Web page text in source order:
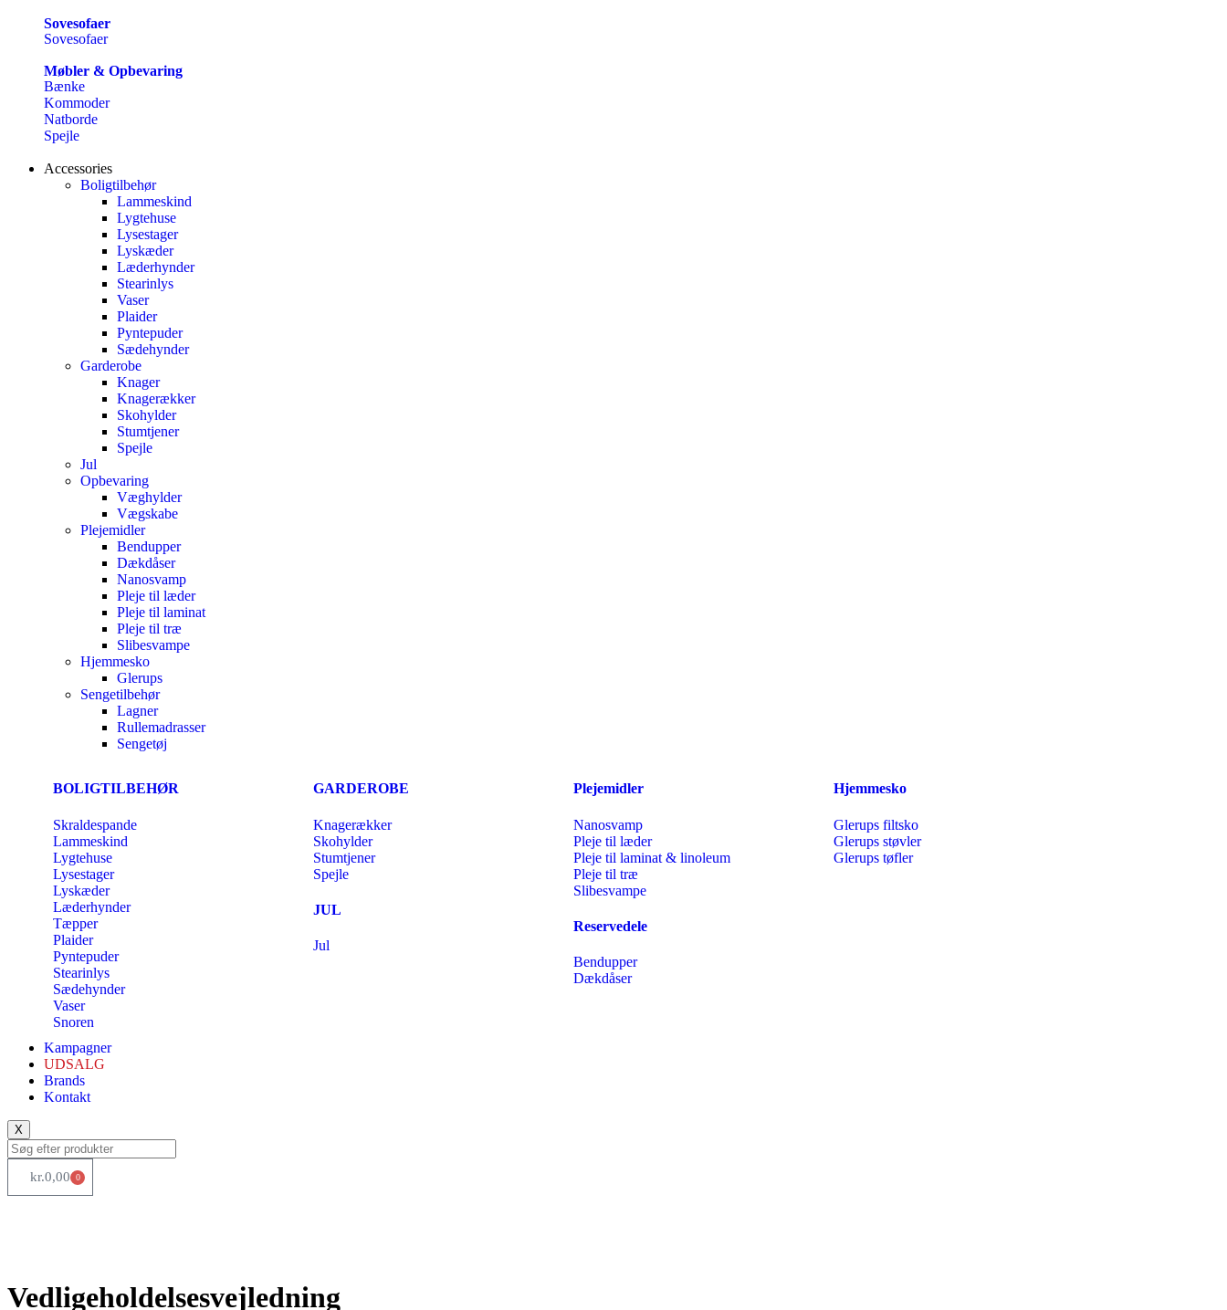
Sovesofaer
Sovesofaer
Møbler & Opbevaring
Bænke
Kommoder
Natborde
Spejle
Accessories
Boligtilbehør
Lammeskind
Lygtehuse
Lysestager
Lyskæder
Læderhynder
Stearinlys
Vaser
Plaider
Pyntepuder
Sædehynder
Garderobe
Knager
Knagerækker
Skohylder
Stumtjener
Spejle
Jul
Opbevaring
Væghylder
Vægskabe
Plejemidler
Bendupper
Dækdåser
Nanosvamp
Pleje til læder
Pleje til laminat
Pleje til træ
Slibesvampe
Hjemmesko
Glerups
Sengetilbehør
Lagner
Rullemadrasser
Sengetøj
BOLIGTILBEHØR
Skraldespande
Lammeskind
Lygtehuse
Lysestager
Lyskæder
Læderhynder
Tæpper
Plaider
Pyntepuder
Stearinlys
Sædehynder
Vaser
Snoren
GARDEROBE
Knagerækker
Skohylder
Stumtjener
Spejle
JUL
Jul
Plejemidler
Nanosvamp
Pleje til læder
Pleje til laminat & linoleum
Pleje til træ
Slibesvampe
Reservedele
Bendupper
Dækdåser
Hjemmesko
Glerups filtsko
Glerups støvler
Glerups tøfler
Kampagner
UDSALG
Brands
Kontakt
X
kr.0,00 0
Vedligeholdelsesvejledning